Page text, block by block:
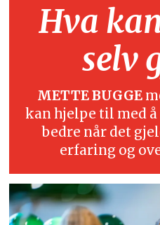
Hva
selv
METTE BUGGE
kan hjelpe til med
bedre når det
erfaring og